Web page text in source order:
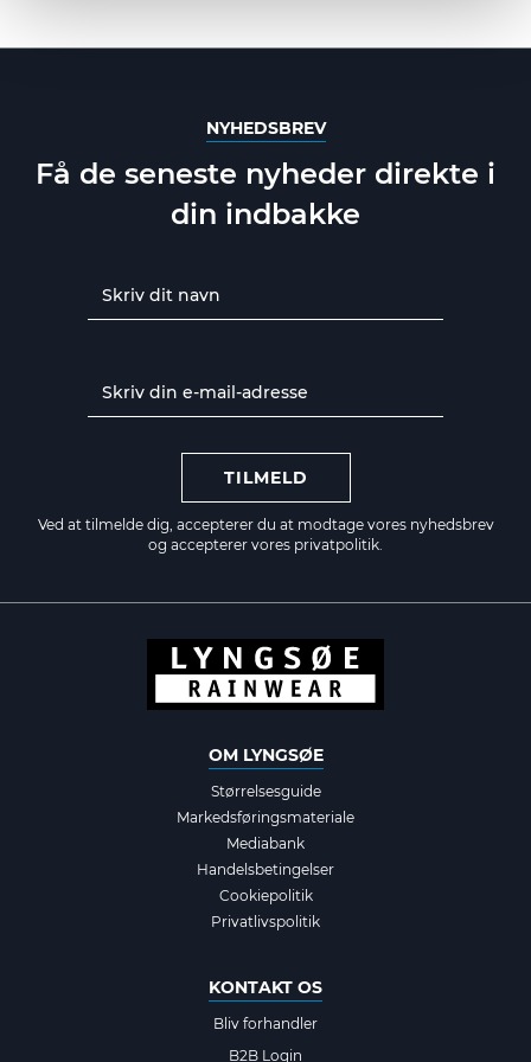
NYHEDSBREV
Få de seneste nyheder direkte i
din indbakke
TILMELD
Ved at tilmelde dig, accepterer du at modtage vores nyhedsbrev
og accepterer vores privatpolitik.
OM LYNGSØE
Størrelsesguide
Markedsføringsmateriale
Mediabank
Handelsbetingelser
Cookiepolitik
Privatlivspolitik
KONTAKT OS
Bliv forhandler
B2B Login